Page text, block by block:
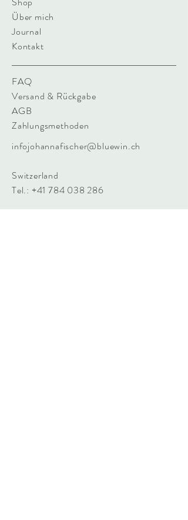
Über mich
Journal
Kontakt
FAQ
Versand & Rückgabe
AGB
Zahlungsmethoden
infojohannafischer@bluewin.ch
Switzerland
Tel.: +41 784 038 286